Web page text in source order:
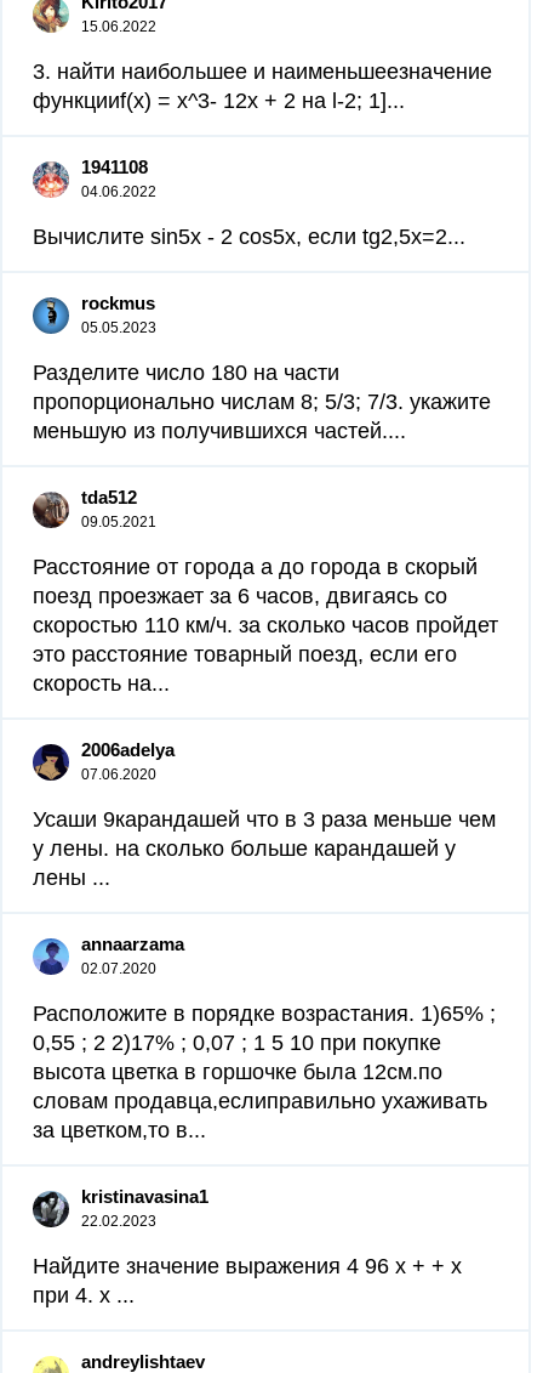
15.06.2022
3. найти наибольшее и наименьшеезначение
функцииf(x) = x^3- 12х + 2 на l-2; 1]​...
1941108
04.06.2022
Вычислите sin5x - 2 cos5x, если tg2,5x=2...
rockmus
05.05.2023
Разделите число 180 на части
пропорционально числам 8; 5/3; 7/3. укажите
меньшую из получившихся частей....
tda512
09.05.2021
Расстояние от города а до города в скорый
поезд проезжает за 6 часов, двигаясь со
скоростью 110 км/ч. за сколько часов пройдет
это расстояние товарный поезд, если его
скорость на...
2006adelya
07.06.2020
Усаши 9карандашей что в 3 раза меньше чем
у лены. на сколько больше карандашей у
лены ​...
annaarzama
02.07.2020
Расположите в порядке возрастания. 1)65% ;
0,55 ; 2 2)17% ; 0,07 ; 1 5 10 при покупке
высота цветка в горшочке была 12см.по
словам продавца,еслиправильно ухаживать
за цветком,то в...
kristinavasina1
22.02.2023
Найдите значение выражения 4 96 x + + x
при 4. x ​...
andreylishtaev